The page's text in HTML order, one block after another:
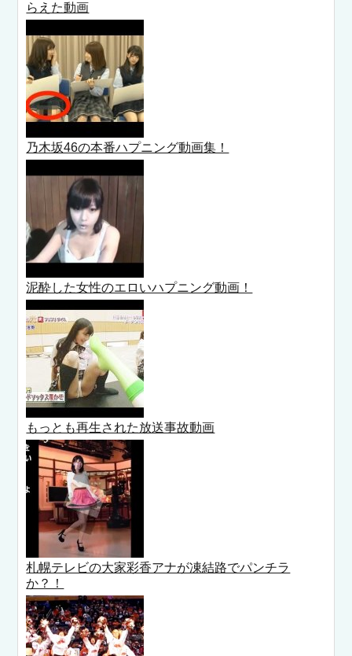
らえた動画
乃木坂46の本番ハプニング動画集！
泥酔した女性のエロいハプニング動画！
もっとも再生された放送事故動画
札幌テレビの大家彩香アナが凍結路でパンチラ
か？！